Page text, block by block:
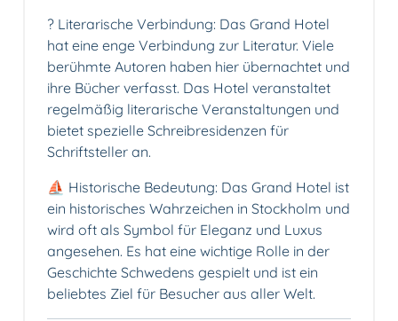
? Literarische Verbindung: Das Grand Hotel
hat eine enge Verbindung zur Literatur. Viele
berühmte Autoren haben hier übernachtet und
ihre Bücher verfasst. Das Hotel veranstaltet
regelmäßig literarische Veranstaltungen und
bietet spezielle Schreibresidenzen für
Schriftsteller an.
⛵ Historische Bedeutung: Das Grand Hotel ist
ein historisches Wahrzeichen in Stockholm und
wird oft als Symbol für Eleganz und Luxus
angesehen. Es hat eine wichtige Rolle in der
Geschichte Schwedens gespielt und ist ein
beliebtes Ziel für Besucher aus aller Welt.